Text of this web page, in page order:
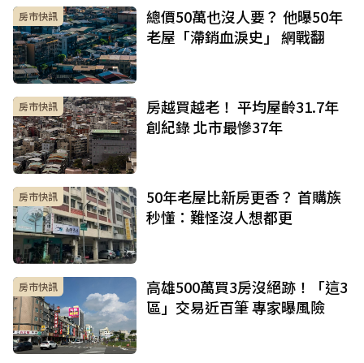
房市快訊
總價50萬也沒人要？ 他曝50年
老屋「滯銷血淚史」 網戰翻
房市快訊
房越買越老！ 平均屋齡31.7年
創紀錄 北市最慘37年
房市快訊
50年老屋比新房更香？ 首購族
秒懂：難怪沒人想都更
房市快訊
高雄500萬買3房沒絕跡！「這3
區」交易近百筆 專家曝風險